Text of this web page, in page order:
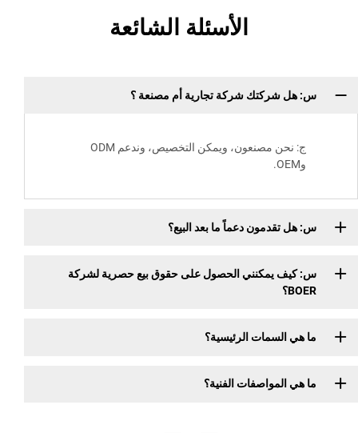
الأسئلة الشائعة
س: هل شركتك شركة تجارية أم مصنعة ؟
ج: نحن مصنعون، ويمكن التخصيص، وندعم ODM
وOEM.
س: هل تقدمون دعماً ما بعد البيع؟
س: كيف يمكنني الحصول على حقوق بيع حصرية لشركة
BOER؟
ما هي السمات الرئيسية؟
ما هي المواصفات الفنية؟